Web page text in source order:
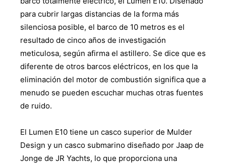
para cubrir largas distancias de la forma más
silenciosa posible, el barco de 10 metros es el
resultado de cinco años de investigación
meticulosa, según afirma el astillero. Se dice que es
diferente de otros barcos eléctricos, en los que la
eliminación del motor de combustión significa que a
menudo se pueden escuchar muchas otras fuentes
de ruido.
El Lumen E10 tiene un casco superior de Mulder
Design y un casco submarino diseñado por Jaap de
Jonge de JR Yachts, lo que proporciona una